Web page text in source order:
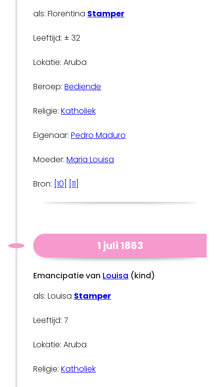
als: Florentina Stamper
Leeftijd: ± 32
Lokatie: Aruba
Beroep:Bediende
Religie:Katholiek
Eigenaar:Pedro Maduro
Moeder:Maria Louisa
Bron: [10] [11]
1 juli 1863
Emancipatie van Louisa (kind)
als: Louisa Stamper
Leeftijd: 7
Lokatie: Aruba
Religie:Katholiek